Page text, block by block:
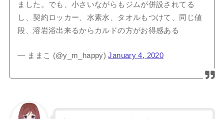
ました。でも、小さいながらもジムが併設されてる
し、契約ロッカー、水素水、タオルもつけて、同じ値
段、溶岩浴出来るからカルドの方がお得感ある
— ままこ (@y_m_happy)January 4, 2020